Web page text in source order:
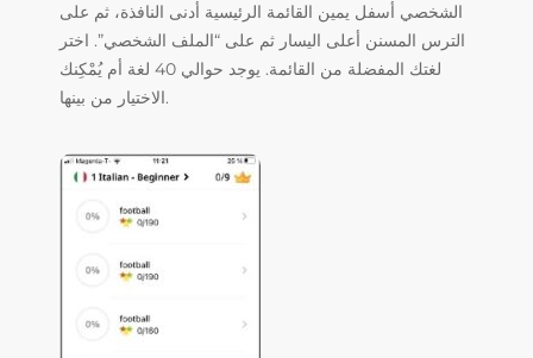
الشخصي أسفل يمين القائمة الرئيسية أدنى النافذة، ثم على
الترس المسنن أعلى اليسار ثم على “الملف الشخصي”. اختر
لغتك المفضلة من القائمة. يوجد حوالي 40 لغة أم يُمْكِنك
الاختيار من بينها.